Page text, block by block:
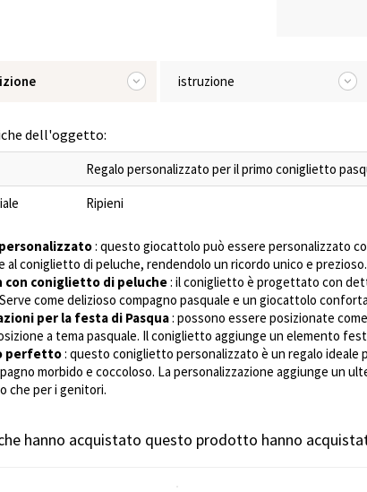
istruzione
dell'oggetto:
Regalo personalizzato per il primo coniglietto
Ripieni
: questo giocattolo può essere personalizzato
al coniglietto di peluche, rendendolo un ricordo unico e prezioso.
con coniglietto di peluche: il coniglietto è progettato con
come delizioso compagno pasquale e un giocattolo
per la festa di Pasqua: possono essere posizionate
a tema pasquale. Il coniglietto aggiunge un elemento
perfetto: questo coniglietto personalizzato è un regalo ideale
morbido e coccoloso. La personalizzazione aggiunge un
che per i genitori.
hanno acquistato questo prodotto hanno